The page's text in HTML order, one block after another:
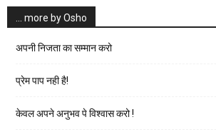
… more by Osho
अपनी निजता का सम्मान करो
प्रेम पाप नही है!
केवल अपने अनुभव पे विश्वास करो !